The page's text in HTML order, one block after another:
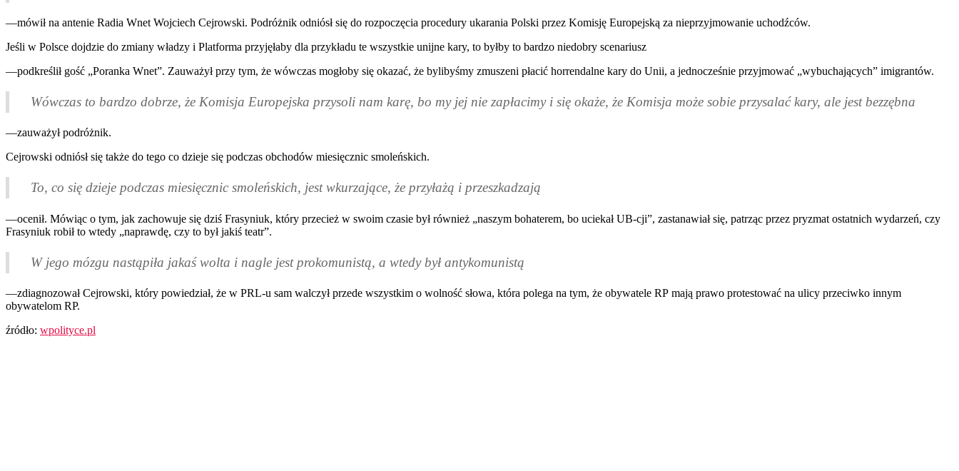
—mówił na antenie Radia Wnet Wojciech Cejrowski. Podróżnik odniósł się do rozpoczęcia procedury ukarania Polski przez Komisję Europejską za nieprzyjmowanie uchodźców.
Jeśli w Polsce dojdzie do zmiany władzy i Platforma przyjęłaby dla przykładu te wszystkie unijne kary, to byłby to bardzo niedobry scenariusz
—podkreślił gość „Poranka Wnet”. Zauważył przy tym, że wówczas mogłoby się okazać, że bylibyśmy zmuszeni płacić horrendalne kary do Unii, a jednocześnie przyjmować „wybuchających” imigrantów.
Wówczas to bardzo dobrze, że Komisja Europejska przysoli nam karę, bo my jej nie zapłacimy i się okaże, że Komisja może sobie przysalać kary, ale jest bezzębna
—zauważył podróżnik.
Cejrowski odniósł się także do tego co dzieje się podczas obchodów miesięcznic smoleńskich.
To, co się dzieje podczas miesięcznic smoleńskich, jest wkurzające, że przyłażą i przeszkadzają
—ocenił. Mówiąc o tym, jak zachowuje się dziś Frasyniuk, który przecież w swoim czasie był również „naszym bohaterem, bo uciekałUB-cji”, zastanawiał się, patrząc przez pryzmat ostatnich wydarzeń, czy
Frasyniuk robił to wtedy „naprawdę, czy to był jakiś teatr”.
W jego mózgu nastąpiła jakaś wolta i nagle jest prokomunistą, a wtedy był antykomunistą
—zdiagnozował Cejrowski, który powiedział, że w PRL-u sam walczył przede wszystkim o wolność słowa, która polega na tym, że obywatele RP mają prawo protestować na ulicy przeciwko innym
obywatelom RP.
źródło: wpolityce.pl